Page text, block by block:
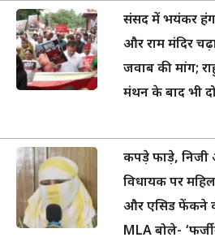
संसद में भयंकर
और राम मंदिर
जवाब की मांग;
मंथन के बाद भी
कपड़े फाड़े, निजी
विधायक पर
और एसिड फेंकने
MLA बोले-